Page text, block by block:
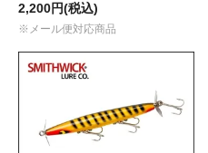
2,200円(税込)
※メール便対応商品